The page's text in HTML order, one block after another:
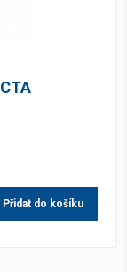
Přidat do košíku